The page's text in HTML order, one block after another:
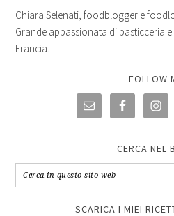
Chiara Selenati, foodblogger e
Grande appassionata di pasticceria
Francia.
FOLLOW
CERCA NEL
SCARICA I MIEI